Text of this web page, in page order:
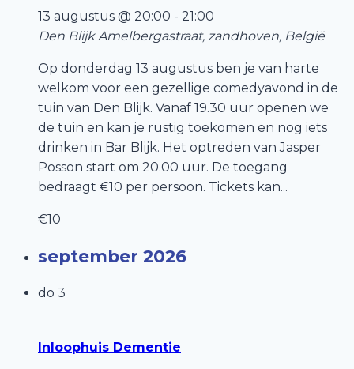
13 augustus @ 20:00 - 21:00
Den BlijkAmelbergastraat, zandhoven, België
Op donderdag 13 augustus ben je van harte
welkom voor een gezellige comedyavond in de
tuin van Den Blijk. Vanaf 19.30 uur openen we
de tuin en kan je rustig toekomen en nog iets
drinken in Bar Blijk. Het optreden van Jasper
Posson start om 20.00 uur. De toegang
bedraagt €10 per persoon. Tickets kan...
€10
september 2026
do 3
Inloophuis Dementie